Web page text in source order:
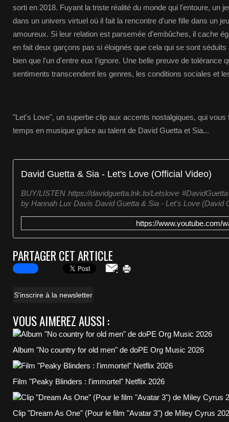
sorti en 2018. Fuyant la triste réalité du monde qui l'entoure, un
dans un univers virtuel où il fait la rencontre d'une fille dans un
amoureux. Si leur relation est parsemée d'embûches, il cache
en fait deux garçons pas si éloignés que cela qui se sont
bien que l'un d'entre eux l'ignore. Une belle preuve de tolérance
sentiments transcendent les genres, les conditions sociales et
"Let's Love", un superbe clip aux accents nostalgiques, qui
temps en musique grâce au talent de David Guetta et Sia...
David Guetta & Sia - Let's Love (Official Video)
BUY/LISTEN https://davidguetta.lnk.to/Letslove
by Hannah Lux Davis David Guetta & Sia - Let's Love (David
https://www.youtube.com/
PARTAGER CET ARTICLE
S'inscrire à la newsletter
VOUS AIMEREZ AUSSI :
Album "No country for old men" de doPE Org Music 2026
Film "Peaky Blinders : l'immortel" Netflix 2026
Clip "Dream As One" (Pour le film "Avatar 3") de Miley Cyrus